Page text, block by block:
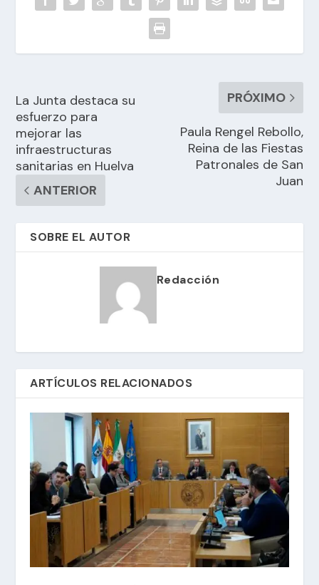
La Junta destaca su
esfuerzo para
mejorar las
infraestructuras
sanitarias en Huelva
ANTERIOR
PRÓXIMO
Paula Rengel Rebollo,
Reina de las Fiestas
Patronales de San
Juan
SOBRE EL AUTOR
Redacción
ARTÍCULOS RELACIONADOS